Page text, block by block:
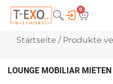
0
Startseite / Produkte
LOUNGE MOBILIAR MIETEN